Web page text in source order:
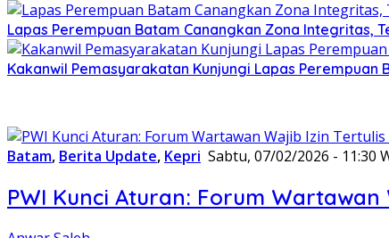
Lapas Perempuan Batam Canangkan Zona Integritas,
Kakanwil Pemasyarakatan Kunjungi Lapas
Batam, Berita Update, Kepri Sabtu, 07/02/2026 - 11:30
PWI Kunci Aturan: Forum